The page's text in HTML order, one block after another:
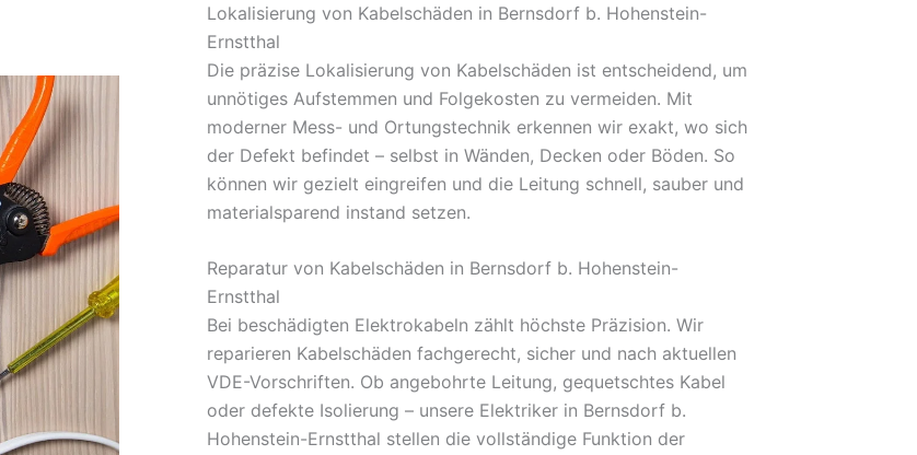
Lokalisierung von Kabelschäden in Bernsdorf b. Hohenstein-
Ernstthal
Die präzise Lokalisierung von Kabelschäden ist entscheidend, um
unnötiges Aufstemmen und Folgekosten zu vermeiden. Mit
moderner Mess- und Ortungstechnik erkennen wir exakt, wo sich
der Defekt befindet – selbst in Wänden, Decken oder Böden. So
können wir gezielt eingreifen und die Leitung schnell, sauber und
materialsparend instand setzen.
Reparatur von Kabelschäden in Bernsdorf b. Hohenstein-
Ernstthal
Bei beschädigten Elektrokabeln zählt höchste Präzision. Wir
reparieren Kabelschäden fachgerecht, sicher und nach aktuellen
VDE-Vorschriften. Ob angebohrte Leitung, gequetschtes Kabel
oder defekte Isolierung – unsere Elektriker in Bernsdorf b.
Hohenstein-Ernstthal stellen die vollständige Funktion der